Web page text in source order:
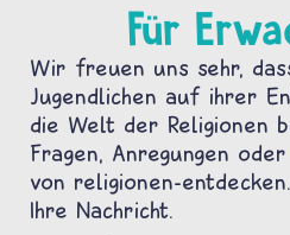
Für
Wir freuen uns sehr,
Jugendlichen auf ihrer
die Welt der Religionen
Fragen, Anregungen
von religionen-
Ihre Nachricht.